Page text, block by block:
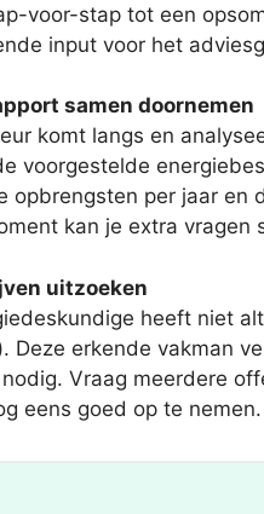
voor-stap tot een
input voor het
samen doornemen
komt langs en
voorgestelde
opbrengsten per jaar en
kan je extra vragen
uitzoeken
heeft niet
Deze erkende vakman
Vraag meerdere
eens goed op te